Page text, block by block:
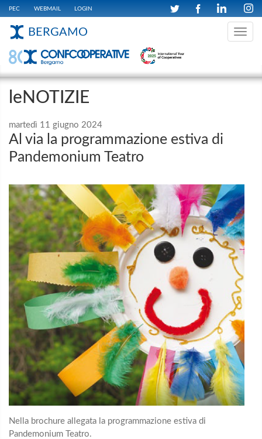
PEC WEBMAIL LOGIN
Toggle
BERGAMO
leNOTIZIE
martedì 11 giugno 2024
Al via la programmazione estiva di
Pandemonium Teatro
Nella brochure allegata la programmazione estiva di
Pandemonium Teatro.